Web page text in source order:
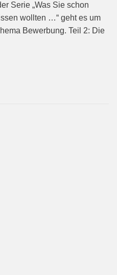
Serie „Was Sie schon
wollten …“ geht es um
Bewerbung. Teil 2: Die